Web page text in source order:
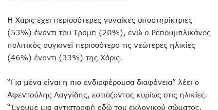
Η Χάρις έχει περισσότερες γυναίκες υποστηρίκτριες
(53%) έναντι του Τραμπ (20%), ενώ ο Ρεπουμπλικάνος
πολιτικός συγκινεί περισσότερο τις νεώτερες ηλικίες
(46%) έναντι (33%) της Χάρις.
“Για μένα είναι η πιο ενδιαφέρουσα διαφάνεια” λέει ο
Αφεντούλης Λαγγίδης, εστιάζοντας κυρίως στις ηλικίες.
“Έχουμε μια αντιστροφή εδώ του εκλογικού σώματος.